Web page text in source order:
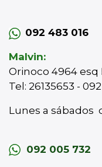
092 483 016
Malvin:
Orinoco 4964 esq
Tel: 26135653 -
Lunes a sábados
092 005 732